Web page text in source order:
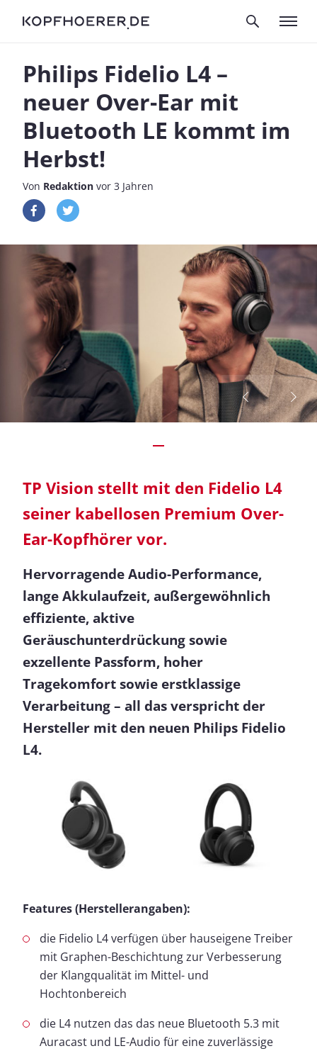
Philips Fidelio L4 –
neuer Over-Ear mit
Bluetooth LE kommt im
Herbst!
Von Redaktion vor 3 Jahren
TP Vision stellt mit den Fidelio L4
seiner kabellosen Premium Over-
Ear-Kopfhörer vor.
Hervorragende Audio-Performance,
lange Akkulaufzeit, außergewöhnlich
effiziente, aktive
Geräuschunterdrückung sowie
exzellente Passform, hoher
Tragekomfort sowie erstklassige
Verarbeitung – all das verspricht der
Hersteller mit den neuen Philips Fidelio
L4.
Features (Herstellerangaben):
die Fidelio L4 verfügen über hauseigene Treiber
mit Graphen-Beschichtung zur Verbesserung
der Klangqualität im Mittel- und
Hochtonbereich
die L4 nutzen das das neue Bluetooth 5.3 mit
Auracast und LE-Audio für eine zuverlässige